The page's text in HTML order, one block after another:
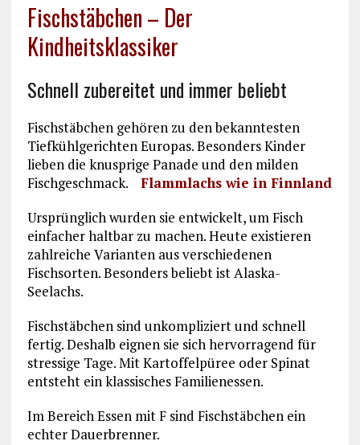
Fischstäbchen – Der
Kindheitsklassiker
Schnell zubereitet und immer beliebt
Fischstäbchen gehören zu den bekanntesten
Tiefkühlgerichten Europas. Besonders Kinder
lieben die knusprige Panade und den milden
Fischgeschmack. Flammlachs wie in Finnland
Ursprünglich wurden sie entwickelt, um Fisch
einfacher haltbar zu machen. Heute existieren
zahlreiche Varianten aus verschiedenen
Fischsorten. Besonders beliebt ist Alaska-
Seelachs.
Fischstäbchen sind unkompliziert und schnell
fertig. Deshalb eignen sie sich hervorragend für
stressige Tage. Mit Kartoffelpüree oder Spinat
entsteht ein klassisches Familienessen.
Im Bereich Essen mit F sind Fischstäbchen ein
echter Dauerbrenner.